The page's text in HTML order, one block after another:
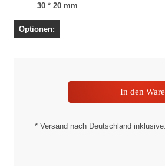
30 * 20 mm
Optionen:
* Versand nach Deutschland